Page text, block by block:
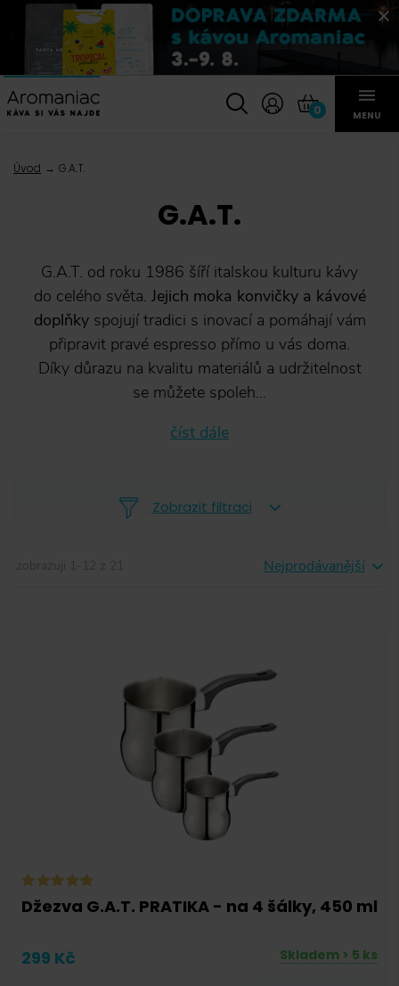
0 MENU
Úvod G.A.T.
G.A.T.
G.A.T. od roku 1986 šíří italskou kulturu kávy
do celého světa. Jejich moka konvičky a kávové
doplňkyspojují tradici s inovací a pomáhají vám
připravit pravé espresso přímo u vás doma.
Díky důrazu na kvalitu materiálů a udržitelnost
se můžete spoleh...
číst dále
Zobrazit filtraci
Nejprodávanější
Džezva G.A.T. PRATIKA - na 4 šálky, 450 ml
299 Kč Skladem > 5 ks